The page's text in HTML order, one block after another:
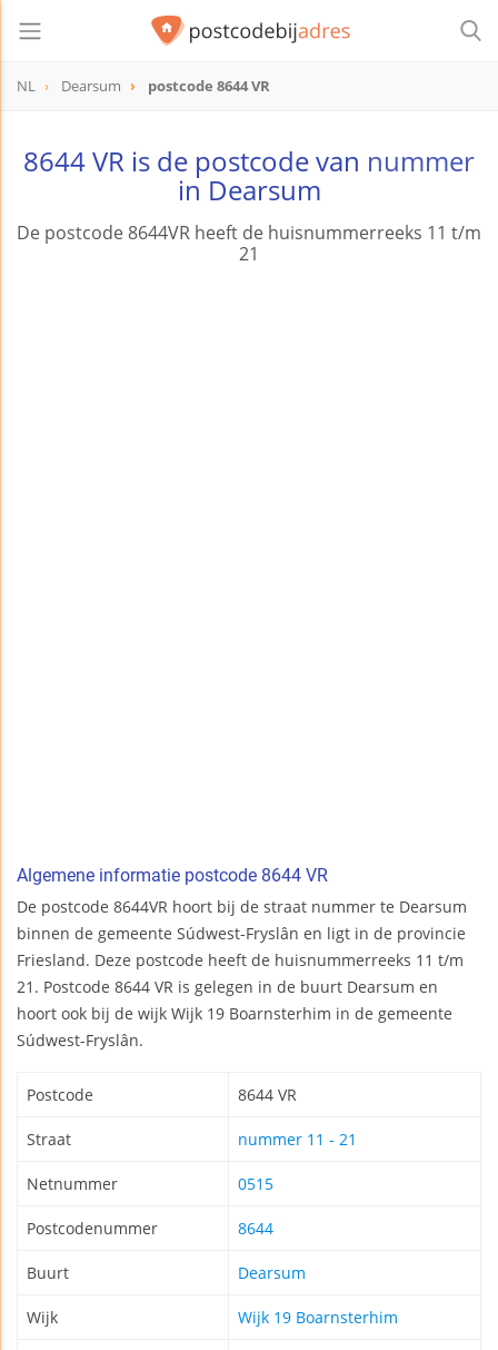
NL Dearsum postcode 8644 VR
8644 VR is de postcode van nummer
in Dearsum
De postcode 8644VR heeft de huisnummerreeks 11 t/m
21
Algemene informatie postcode 8644 VR
De postcode 8644VR hoort bij de straat nummer te Dearsum
binnen de gemeente Súdwest-Fryslân en ligt in de provincie
Friesland. Deze postcode heeft de huisnummerreeks 11 t/m
21. Postcode 8644 VR is gelegen in de buurt Dearsum en
hoort ook bij de wijk Wijk 19 Boarnsterhim in de gemeente
Súdwest-Fryslân.
Postcode 8644 VR
Straat nummer 11 - 21
Netnummer 0515
Postcodenummer 8644
Buurt Dearsum
Wijk Wijk 19 Boarnsterhim